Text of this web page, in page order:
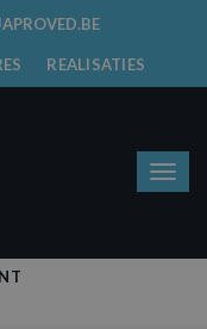
REALISATIES